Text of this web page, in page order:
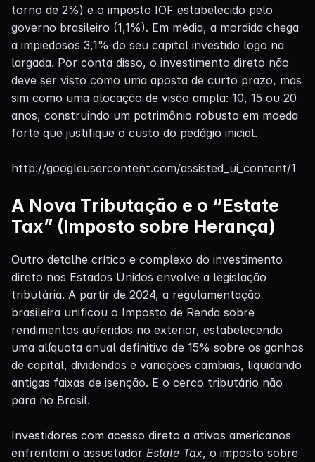
torno de 2%) e o imposto IOF estabelecido pelo
governo brasileiro (1,1%). Em média, a mordida chega
a impiedosos 3,1% do seu capital investido logo na
largada. Por conta disso, o investimento direto não
deve ser visto como uma aposta de curto prazo, mas
sim como uma alocação de visão ampla: 10, 15 ou 20
anos, construindo um patrimônio robusto em moeda
forte que justifique o custo do pedágio inicial.
http://googleusercontent.com/assisted_ui_content/1
A Nova Tributação e o “Estate
Tax” (Imposto sobre Herança)
Outro detalhe crítico e complexo do investimento
direto nos Estados Unidos envolve a legislação
tributária. A partir de 2024, a regulamentação
brasileira unificou o Imposto de Renda sobre
rendimentos auferidos no exterior, estabelecendo
uma alíquota anual definitiva de 15% sobre os ganhos
de capital, dividendos e variações cambiais, liquidando
antigas faixas de isenção. E o cerco tributário não
para no Brasil.
Investidores com acesso direto a ativos americanos
enfrentam o assustador Estate Tax, o imposto sobre